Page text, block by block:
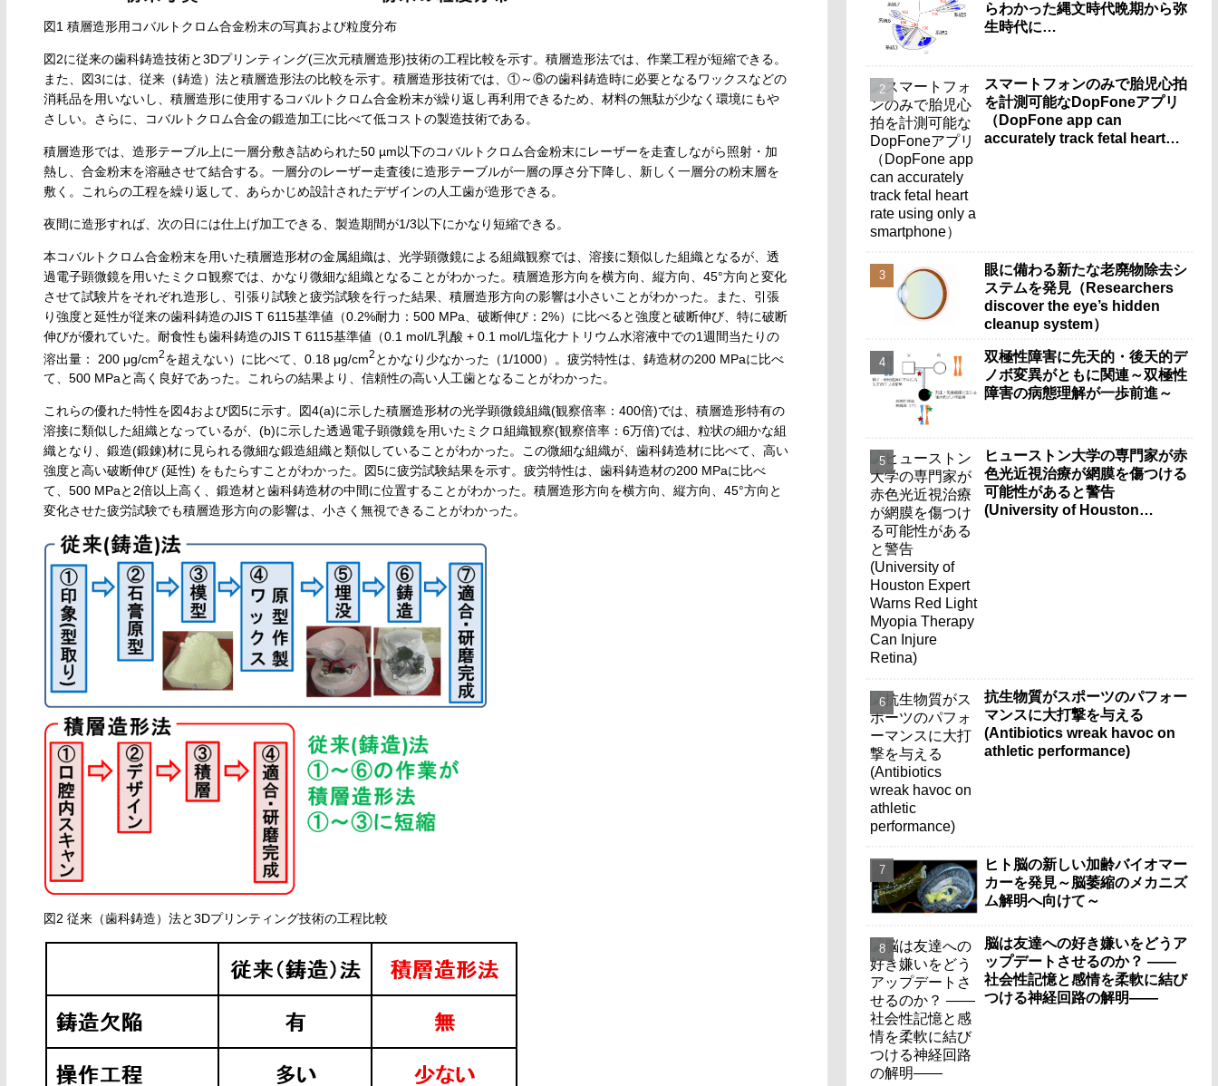
図1 積層造形用コバルトクロム合金粉末の写真および粒度分布
図2に従来の歯科鋳造技術と3Dプリンティング(三次元積層造形)技術の工程比較を示す。積層造形法では、作業工程が短縮できる。
また、図3には、従来（鋳造）法と積層造形法の比較を示す。積層造形技術では、①～⑥の歯科鋳造時に必要となるワックスなどの
消耗品を用いないし、積層造形に使用するコバルトクロム合金粉末が繰り返し再利用できるため、材料の無駄が少なく環境にもや
さしい。さらに、コバルトクロム合金の鍛造加工に比べて低コストの製造技術である。
積層造形では、造形テーブル上に一層分敷き詰められた50 µm以下のコバルトクロム合金粉末にレーザーを走査しながら照射・加
熱し、合金粉末を溶融させて結合する。一層分のレーザー走査後に造形テーブルが一層の厚さ分下降し、新しく一層分の粉末層を
敷く。これらの工程を繰り返して、あらかじめ設計されたデザインの人工歯が造形できる。
夜間に造形すれば、次の日には仕上げ加工できる、製造期間が1/3以下にかなり短縮できる。
本コバルトクロム合金粉末を用いた積層造形材の金属組織は、光学顕微鏡による組織観察では、溶接に類似した組織となるが、透
過電子顕微鏡を用いたミクロ観察では、かなり微細な組織となることがわかった。積層造形方向を横方向、縦方向、45°方向と変化
させて試験片をそれぞれ造形し、引張り試験と疲労試験を行った結果、積層造形方向の影響は小さいことがわかった。また、引張
り強度と延性が従来の歯科鋳造のJIS T 6115基準値（0.2%耐力：500 MPa、破断伸び：2%）に比べると強度と破断伸び、特に破断
伸びが優れていた。耐食性も歯科鋳造のJIS T 6115基準値（0.1 mol/L乳酸 + 0.1 mol/L塩化ナトリウム水溶液中での1週間当たりの
溶出量： 200 μg/cm2を超えない）に比べて、0.18 μg/cm2 とかなり少なかった（1/1000）。疲労特性は、鋳造材の200 MPaに比べ
て、500 MPaと高く良好であった。これらの結果より、信頼性の高い人工歯となることがわかった。
これらの優れた特性を図4および図5に示す。図4(a)に示した積層造形材の光学顕微鏡組織(観察倍率：400倍)では、積層造形特有の
溶接に類似した組織となっているが、(b)に示した透過電子顕微鏡を用いたミクロ組織観察(観察倍率：6万倍)では、粒状の細かな組
織となり、鍛造(鍛錬)材に見られる微細な鍛造組織と類似していることがわかった。この微細な組織が、歯科鋳造材に比べて、高い
強度と高い破断伸び (延性) をもたらすことがわかった。図5に疲労試験結果を示す。疲労特性は、歯科鋳造材の200 MPaに比べ
て、500 MPaと2倍以上高く、鍛造材と歯科鋳造材の中間に位置することがわかった。積層造形方向を横方向、縦方向、45°方向と
変化させた疲労試験でも積層造形方向の影響は、小さく無視できることがわかった。
図2 従来（歯科鋳造）法と3Dプリンティング技術の工程比較
らわかった縄文時代晩期から弥
生時代に…
スマートフォンのみで胎児心拍
を計測可能なDopFoneアプリ
（DopFone app can
accurately track fetal heart
眼に備わる新たな老廃物除去シ
ステムを発見（Researchers
discover the eye’s hidden
cleanup system）
双極性障害に先天的・後天的デ
ノボ変異がともに関連～双極性
障害の病態理解が一歩前進～
ヒューストン大学の専門家が赤
色光近視治療が網膜を傷つける
可能性があると警告
(University of Houston
抗生物質がスポーツのパフォー
マンスに大打撃を与える
(Antibiotics wreak havoc on
athletic performance)
ヒト脳の新しい加齢バイオマー
カーを発見～脳萎縮のメカニズ
ム解明へ向けて～
脳は友達への好き嫌いをどうア
ップデートさせるのか？ ――
社会性記憶と感情を柔軟に結び
つける神経回路の解明――